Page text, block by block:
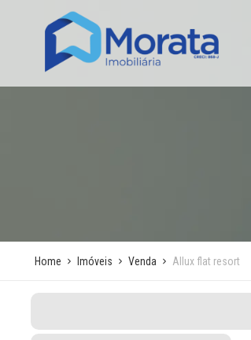
Home Imóveis Venda Allux flat resort